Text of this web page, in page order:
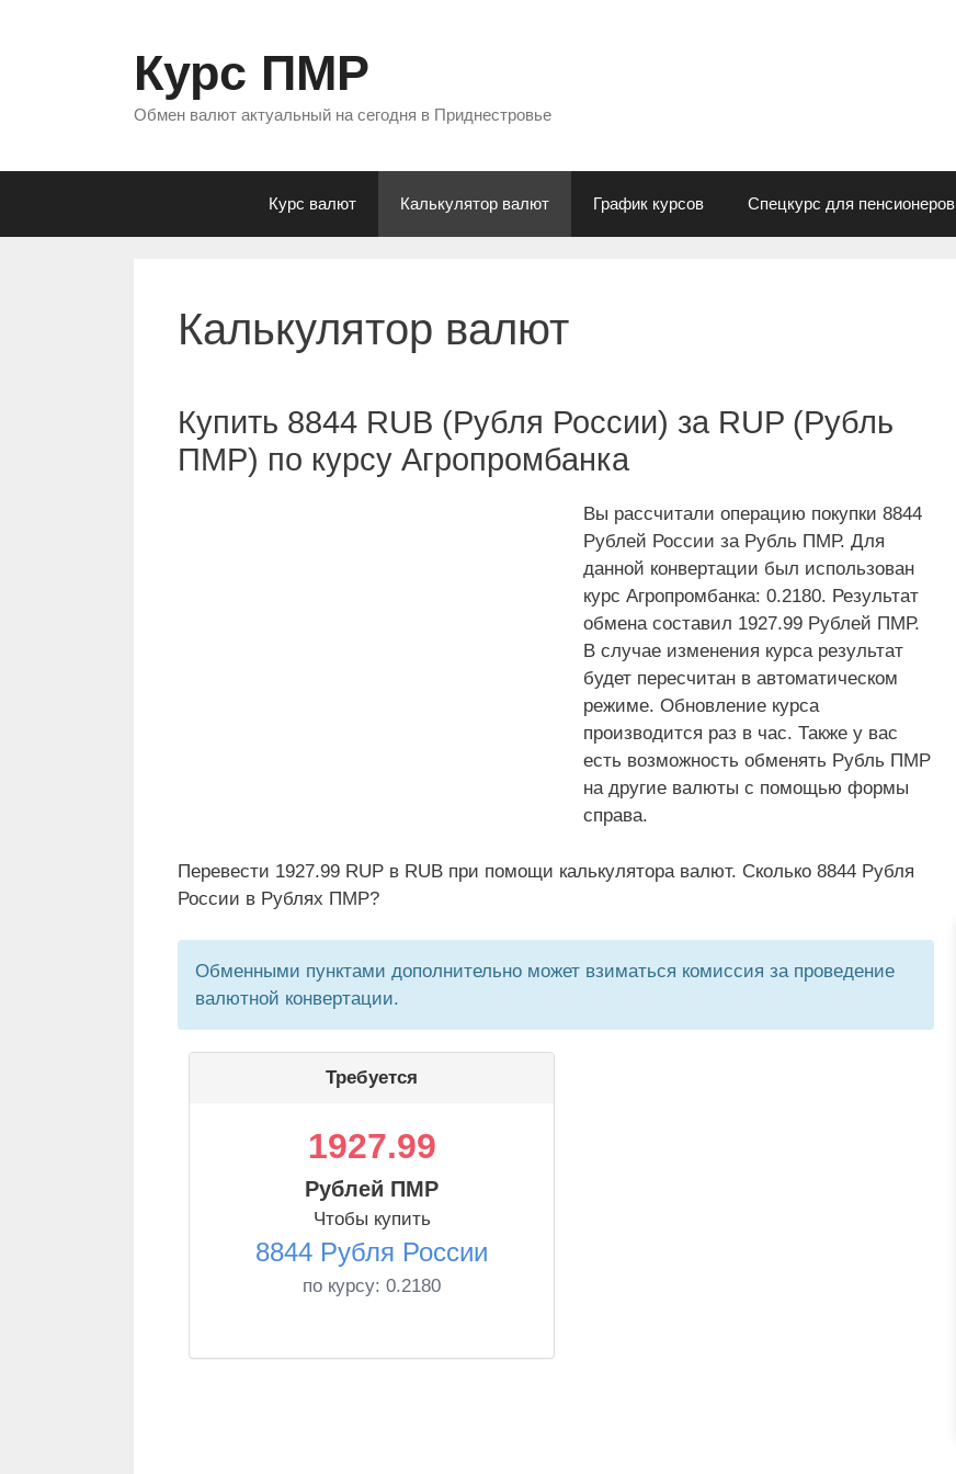
Курс ПМР
Обмен валют актуальный на сегодня в Приднестровье
Курс валют Калькулятор валют График курсов Спецкурс для пенсионеров
Калькулятор валют
Купить 8844 RUB (Рубля России) за RUP (Рубль
ПМР) по курсу Агропромбанка
Вы рассчитали операцию покупки 8844
Рублей России за Рубль ПМР. Для
данной конвертации был использован
курс Агропромбанка: 0.2180. Результат
обмена составил 1927.99 Рублей ПМР.
В случае изменения курса результат
будет пересчитан в автоматическом
режиме. Обновление курса
производится раз в час. Также у вас
есть возможность обменять Рубль ПМР
на другие валюты с помощью формы
справа.
Перевести 1927.99 RUP в RUB при помощи калькулятора валют. Сколько 8844 Рубля
России в Рублях ПМР?
Обменными пунктами дополнительно может взиматься комиссия за проведение
валютной конвертации.
Требуется
1927.99
Рублей ПМР
Чтобы купить
8844 Рубля России
по курсу: 0.2180